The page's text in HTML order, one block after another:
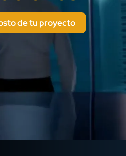
de tu proyecto